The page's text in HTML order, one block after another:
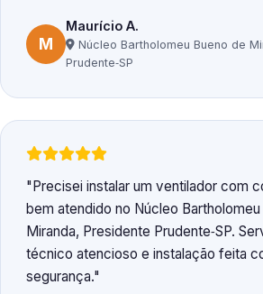
M
Maurício A.
Núcleo Bartholomeu Bueno de
Prudente‑SP
Precisei instalar um ventilador com
bem atendido no Núcleo
Miranda, Presidente Prudente‑SP.
técnico atencioso e instalação feita
segurança.